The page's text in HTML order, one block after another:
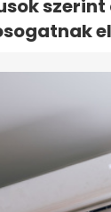
szerint